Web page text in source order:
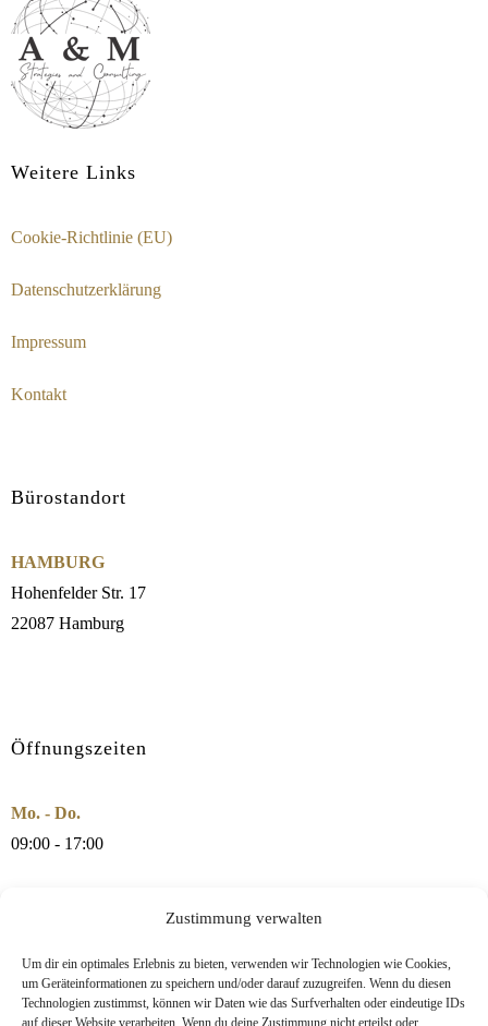
Zustimmung verwalten
Um dir ein optimales Erlebnis zu bieten, verwenden wir Technologien wie Cookies,
um Geräteinformationen zu speichern und/oder darauf zuzugreifen. Wenn du diesen
Technologien zustimmst, können wir Daten wie das Surfverhalten oder eindeutige IDs
auf dieser Website verarbeiten. Wenn du deine Zustimmung nicht erteilst oder
Weitere Links
Cookie-Richtlinie (EU)
Datenschutzerklärung
Impressum
Kontakt
Bürostandort
HAMBURG
Hohenfelder Str. 17
22087 Hamburg
Öffnungszeiten
Mo. - Do.
09:00 - 17:00